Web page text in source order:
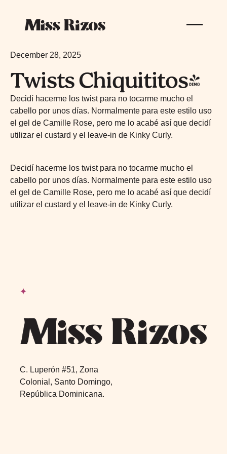
December 28, 2025
Twists Chiquititos!
Decidí hacerme los twist para no tocarme mucho el
cabello por unos días. Normalmente para este estilo uso
el gel de Camille Rose, pero me lo acabé así que decidí
utilizar el custard y el leave-in de Kinky Curly.
Decidí hacerme los twist para no tocarme mucho el
cabello por unos días. Normalmente para este estilo uso
el gel de Camille Rose, pero me lo acabé así que decidí
utilizar el custard y el leave-in de Kinky Curly.
✦
C. Luperón #51, Zona
Colonial, Santo Domingo,
República Dominicana.